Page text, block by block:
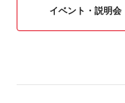
イベント・説明会